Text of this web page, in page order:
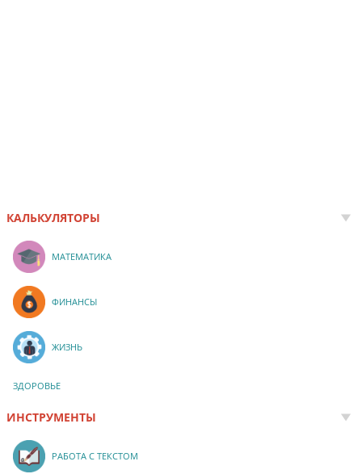
КАЛЬКУЛЯТОРЫ
МАТЕМАТИКА
ФИНАНСЫ
ЖИЗНЬ
ЗДОРОВЬЕ
ИНСТРУМЕНТЫ
РАБОТА С ТЕКСТОМ